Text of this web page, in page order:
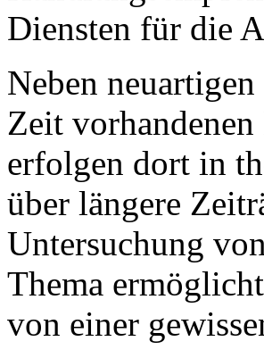
Diensten für die
Neben
Zeit
erfolgen dort in
über längere
Untersuchung
Thema
von einer